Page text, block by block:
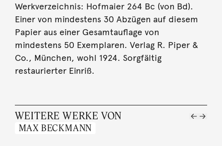
Werkverzeichnis: Hofmaier 264 Bc (von Bd).
Einer von mindestens 30 Abzügen auf diesem
Papier aus einer Gesamtauflage von
mindestens 50 Exemplaren. Verlag R. Piper &
Co., München, wohl 1924. Sorgfältig
restaurierter Einriß.
WEITERE WERKE VON
MAX BECKMANN